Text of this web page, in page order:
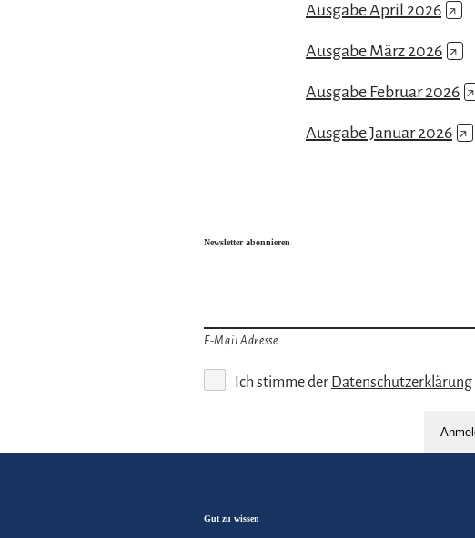
Ausgabe April 2026 ↗
Ausgabe März 2026 ↗
Ausgabe Februar 2026 ↗
Ausgabe Januar 2026 ↗
Newsletter abonnieren
E-Mail Adresse
Ich stimme der Datenschutzerklärung
Gut zu wissen